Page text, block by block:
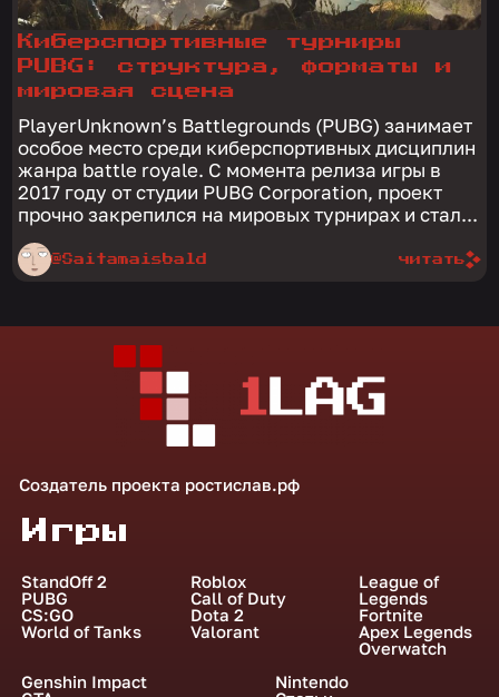
Киберспортивные турниры
PUBG: структура, форматы и
мировая сцена
PlayerUnknown’s Battlegrounds (PUBG) занимает
особое место среди киберспортивных дисциплин
жанра battle royale. С момента релиза игры в
2017 году от студии PUBG Corporation, проект
прочно закрепился на мировых турнирах и стал...
@Saitamaisbald читать
Создатель проекта ростислав.рф
Игры
StandOff 2
PUBG
CS:GO
World of Tanks
Roblox
Call of Duty
Dota 2
Valorant
League of
Legends
Fortnite
Apex Legends
Overwatch
Genshin Impact
Nintendo